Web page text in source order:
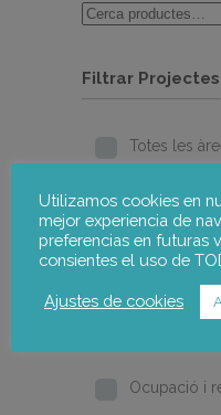
Filtrar Projectes
Totes les
Pobresa i
Gènere
Ocupació i
Utilizamos cookies en
mejor experiencia de
preferencias en futuras
consientes el uso de
Ajustes de cookies